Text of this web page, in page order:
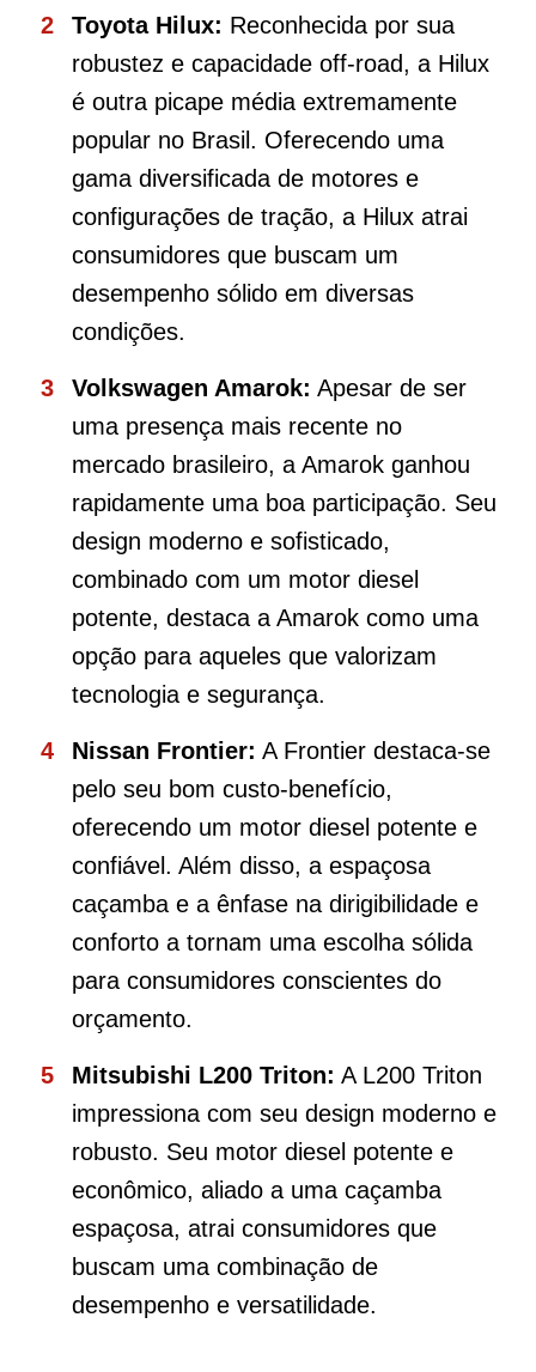
Toyota Hilux: Reconhecida por sua
robustez e capacidade off-road, a Hilux
é outra picape média extremamente
popular no Brasil. Oferecendo uma
gama diversificada de motores e
configurações de tração, a Hilux atrai
consumidores que buscam um
desempenho sólido em diversas
condições.
Volkswagen Amarok: Apesar de ser
uma presença mais recente no
mercado brasileiro, a Amarok ganhou
rapidamente uma boa participação. Seu
design moderno e sofisticado,
combinado com um motor diesel
potente, destaca a Amarok como uma
opção para aqueles que valorizam
tecnologia e segurança.
Nissan Frontier: A Frontier destaca-se
pelo seu bom custo-benefício,
oferecendo um motor diesel potente e
confiável. Além disso, a espaçosa
caçamba e a ênfase na dirigibilidade e
conforto a tornam uma escolha sólida
para consumidores conscientes do
orçamento.
Mitsubishi L200 Triton: A L200 Triton
impressiona com seu design moderno e
robusto. Seu motor diesel potente e
econômico, aliado a uma caçamba
espaçosa, atrai consumidores que
buscam uma combinação de
desempenho e versatilidade.